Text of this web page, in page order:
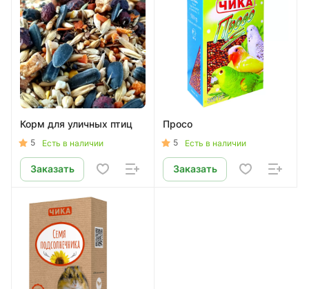
Корм для уличных птиц
5 Есть в наличии
Заказать
Просо
5 Есть в наличии
Заказать